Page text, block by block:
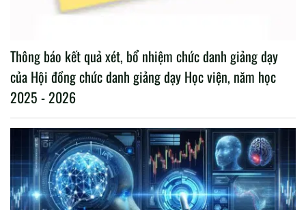
Thông báo kết quả xét, bổ nhiệm chức danh giảng dạy
của Hội đồng chức danh giảng dạy Học viện, năm học
2025 - 2026